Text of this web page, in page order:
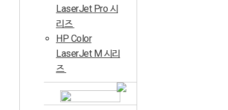
LaserJet Pro 시
리즈
HP Color
LaserJet M 시리
즈